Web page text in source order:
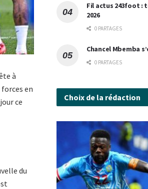
à
en
ce
du
Fil actus 243foot :
2026
0 PARTAGES
Chancel Mbemba
0 PARTAGES
Choix de la rédaction